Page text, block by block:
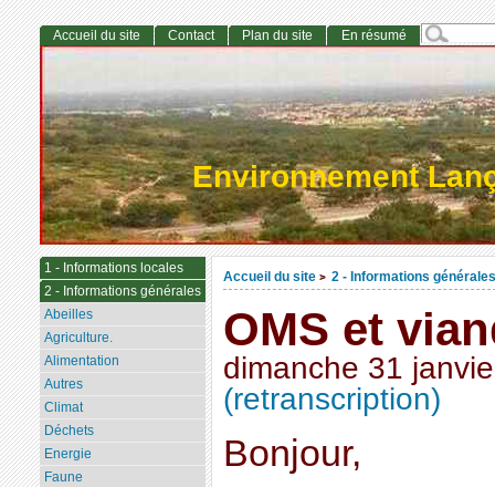
Environnement
Accueil du site > 2 - Informations générales
OMS et
dimanche 31
(retranscription)
Bonjour,
Accueil du site Contact Plan du site En résumé
1 - Informations locales
2 - Informations générales
Abeilles
Agriculture.
Alimentation
Autres
Climat
Déchets
Energie
Faune